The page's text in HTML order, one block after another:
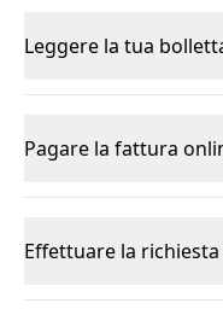
Leggere la tua
Pagare la fattura
Effettuare la